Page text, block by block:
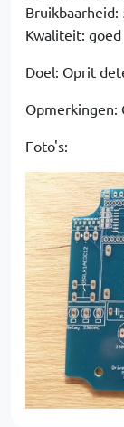
Bruikbaarheid:
Kwaliteit: goed
Doel: Oprit
Opmerkingen:
Foto's: